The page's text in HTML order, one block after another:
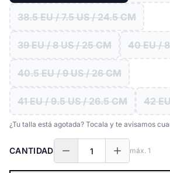
38.5 EU / 7.5 US / 24.5 CM
39 EU / 8 US / 25 CM 40 EU /
40.5 EU / 9 US / 26 CM
41 EU / 9.5 US / 26.5 CM 42
¿Tu talla está agotada? Tocala y te avisamos
CANTIDAD máx. 1